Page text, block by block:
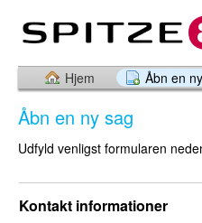
Hjem Åbn en
Åbn en ny sag
Udfyld venligst formularen
Kontakt informationer